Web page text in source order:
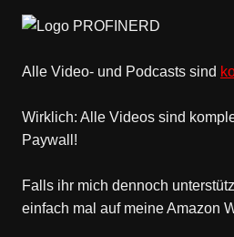
Alle Video- und Podcasts sind
Wirklich: Alle Videos sind
Paywall!
Falls ihr mich dennoch
einfach mal auf meine Amazon